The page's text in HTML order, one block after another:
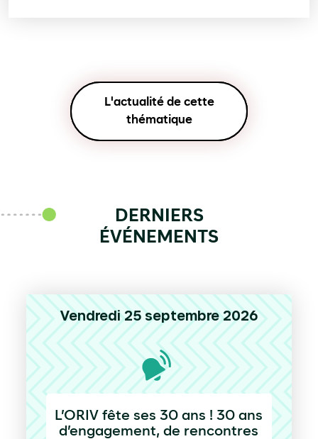
L'actualité de cette
thématique
DERNIERS
ÉVÉNEMENTS
Vendredi 25 septembre 2026
L’ORIV fête ses 30 ans ! 30 ans
d’engagement, de rencontres